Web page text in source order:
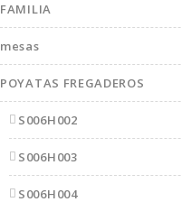
FAMILIA
mesas
POYATAS FREGADEROS
S006H002
S006H003
S006H004